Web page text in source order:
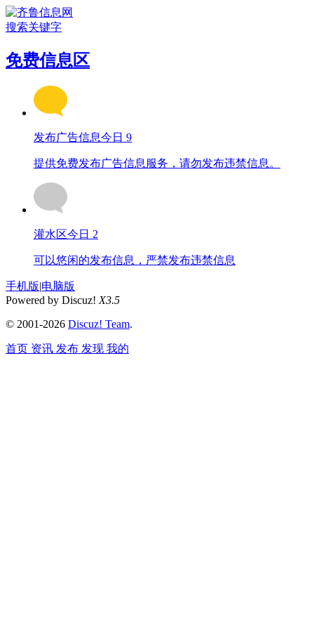
搜索关键字
免费信息区
发布广告信息今日 9
提供免费发布广告信息服务，请勿发布违禁信息。
灌水区今日 2
可以悠闲的发布信息，严禁发布违禁信息
手机版|电脑版
Powered by Discuz! X3.5
© 2001-2026 Discuz! Team.
首页 资讯 发布 发现 我的